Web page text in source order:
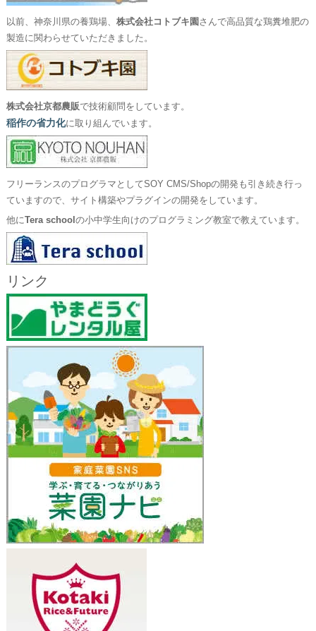
以前、神奈川県の養鶏場、 株式会社コトブキ園 さんで高品質な鶏糞堆肥の
製造に関わらせていただきました。
株式会社京都農販で技術顧問をしています。
稲作の省力化に取り組んでいます。
フリーランスのプログラマとしてSOY CMS/Shopの開発も引き続き行っ
ていますので、サイト構築やプラグインの開発をしています。
他にTera school の小中学生向けのプログラミング教室で教えています。
リンク